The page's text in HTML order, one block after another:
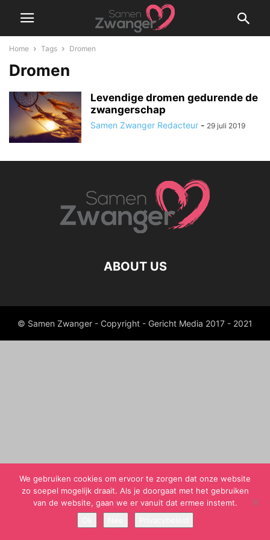
Home Tags Dromen
Dromen
Levendige dromen gedurende de
zwangerschap
Samen Zwanger Redacteur - 29 juli 2019
ABOUT US
© Samen Zwanger - Copyright - Gericht Media 2017 - 2021
We gebruiken cookies om ervoor te zorgen dat onze website
zo soepel mogelijk draait. Als je doorgaat met het gebruiken
van de website, gaan we er vanuit dat ermee instemt.